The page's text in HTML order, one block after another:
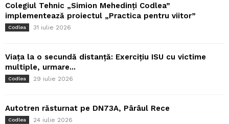
Colegiul Tehnic „Simion Mehedinți Codlea”
implementează proiectul „Practica pentru viitor”
Codlea 31 iulie 2026
Viața la o secundă distanță: Exercițiu ISU cu victime
multiple, urmare...
Codlea 29 iulie 2026
Autotren răsturnat pe DN73A, Pârâul Rece
Codlea 24 iulie 2026